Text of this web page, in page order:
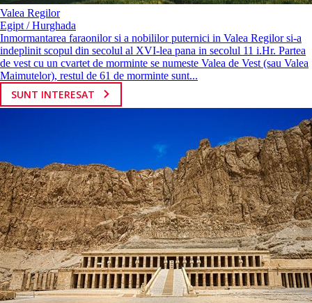
Valea Regilor
Egipt / Hurghada
Inmormantarea faraonilor si a nobililor puternici in Valea Regilor si-a
indeplinit scopul din secolul al XVI-lea pana in secolul 11 i.Hr. Partea
de vest cu un cvartet de morminte se numeste Valea de Vest (sau Valea
Maimutelor), restul de 61 de morminte sunt...
SUNT INTERESAT